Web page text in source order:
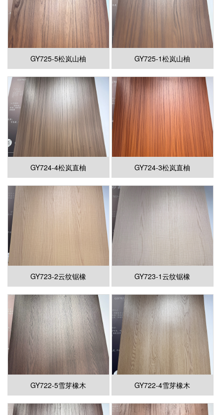
GY725-5松岚山柚 GY725-1松岚山柚
GY724-4松岚直柚 GY724-3松岚直柚
GY723-2云纹锯橡 GY723-1云纹锯橡
GY722-5雪芽橡木 GY722-4雪芽橡木